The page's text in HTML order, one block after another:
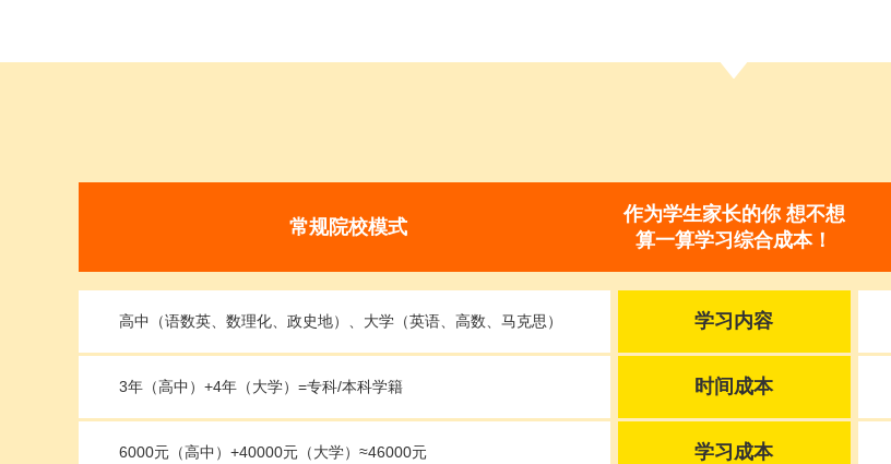
常规院校模式
作为学生家长的你 想不想
算一算学习综合成本！
高中（语数英、数理化、政史地）、大学（英语、高数、马克思） 学习内容
3年（高中）+4年（大学）=专科/本科学籍 时间成本
6000元（高中）+40000元（大学）≈46000元 学习成本